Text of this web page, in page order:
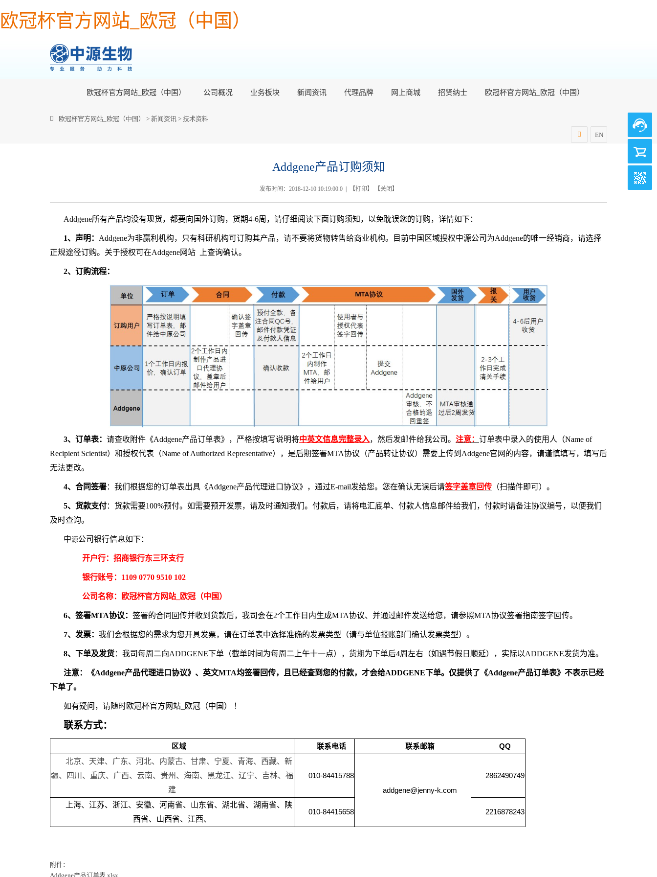
欧冠杯官方网站_欧冠（中国）
欧冠杯官方网站_欧冠（中国） 公司概况 业务板块 新闻资讯 代理品牌 网上商城 招贤纳士 欧冠杯官方网站_欧冠（中国）
EN
欧冠杯官方网站_欧冠（中国） > 新闻资讯 > 技术资料
Addgene产品订购须知
发布时间：2018-12-10 10:19:00.0 | 【打印】 【关闭 】
Addgene所有产品均没有现货，都要向国外订购，货期4-6周，请仔细阅读下面订购须知，以免耽误您的订购，详情如下：
1、声明： Addgene为非赢利机构，只有科研机构可订购其产品，请不要将货物转售给商业机构。目前中国区域授权中源公司为Addgene的唯一经销商，请选择
正规途径订购。关于授权可在Addgene网站
上查询确认。
2、订购流程：
3、订单表： 请查收附件《Addgene产品订单表》，严格按填写说明将中英文信息完整录入，然后发邮件给我公司。 注意： 订单表中录入的使用人（Name of
Recipient Scientist）和授权代表（Name of Authorized Representative），是后期签署MTA协议（产品转让协议）需要上传到Addgene官网的内容，请谨慎填写，填写后
无法更改。
4、合同签署：我们根据您的订单表出具《Addgene产品代理进口协议》，通过E-mail发给您。您在确认无误后请签字盖章回传 （扫描件即可）。
5、货款支付：货款需要100%预付。如需要预开发票，请及时通知我们。付款后，请将电汇底单、付款人信息邮件给我们，付款时请备注协议编号，以便我们
及时查询。
中源公司银行信息如下：
开户行： 招商银行东三环支行
银行账号： 1109 0770 9510 102
公司名称： 欧冠杯官方网站_欧冠（中国）
6、签署MTA协议： 签署的合同回传并收到货款后，我司会在2个工作日内生成MTA协议、并通过邮件发送给您，请参照MTA协议签署指南签字回传。
7、发票： 我们会根据您的需求为您开具发票，请在订单表中选择准确的发票类型（请与单位报账部门确认发票类型）。
8、下单及发货：我司每周二向ADDGENE下单（截单时间为每周二上午十一点），货期为下单后4周左右（如遇节假日顺延），实际以ADDGENE发货为准。
注意：《Addgene产品代理进口协议》、英文MTA均签署回传，且已经查到您的付款，才会给ADDGENE下单。仅提供了《Addgene产品订单表》不表示已经
下单了。
如有疑问，请随时欧冠杯官方网站_欧冠（中国） ！
联系方式：
区域 联系电话 联系邮箱 QQ
北京、天津、广东、河北、内蒙古、甘肃、宁夏、青海、西藏、新
疆、四川、重庆、广西、云南、贵州、海南、黑龙江、辽宁、吉林、福
建
010-84415788
addgene@jenny-k.com
2862490749
上海、江苏、浙江、安徽、河南省、山东省、湖北省、湖南省、陕
西省、山西省、江西、
010-84415658 2216878243
附件：
Addgene产品订单表.xlsx